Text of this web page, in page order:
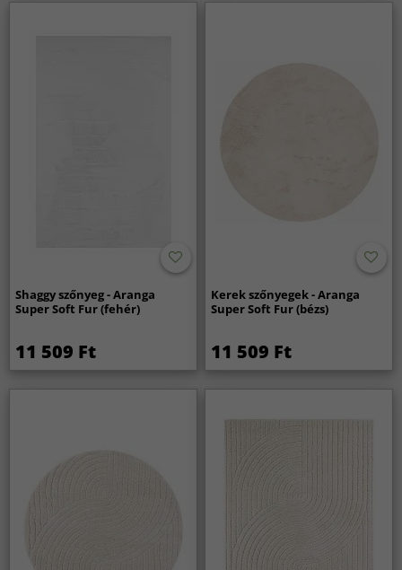
Shaggy szőnyeg - Aranga
Super Soft Fur (fehér)
11 509 Ft
Kerek szőnyegek - Aranga
Super Soft Fur (bézs)
11 509 Ft